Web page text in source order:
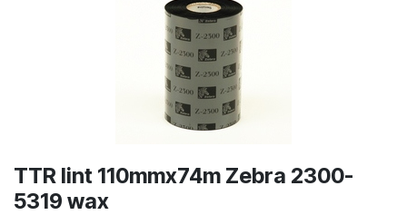
TTR lint 110mmx74m Zebra 2300-
5319 wax